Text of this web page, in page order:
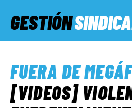
GESTIÓN
SERVICIOS SOCIALES
FUERA DE
[VIDEOS]